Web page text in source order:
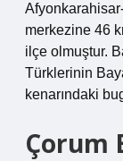
merkezine 46
ilçe olmuştur.
Türklerinin
kenarındaki
Çorum